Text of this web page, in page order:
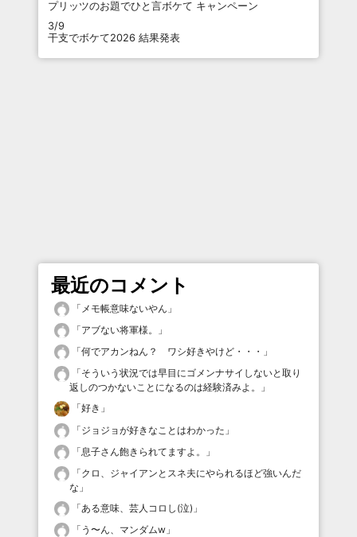
プリッツのお題でひと言ボケて キャンペーン
3/9
干支でボケて2026 結果発表
最近のコメント
「 メモ帳意味ないやん 」
「アブない将軍様。
」
「何でアカンねん？ ワシ好きやけど・・・ 」
「そういう状況では早目にゴメンナサイしないと取り
返しのつかないことになるのは経験済みよ。
」
「好き 」
「ジョジョが好きなことはわかった 」
「息子さん飽きられてますよ。
」
「クロ、ジャイアンとスネ夫にやられるほど強いんだ
な 」
「ある意味、芸人コロし(泣) 」
「 う〜ん、マンダムw 」